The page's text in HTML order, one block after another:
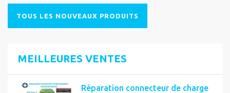
TOUS LES NOUVEAUX PRODUITS
MEILLEURES VENTES
Réparation connecteur de charge